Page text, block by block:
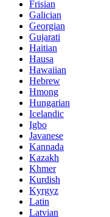
Frisian
Galician
Georgian
Gujarati
Haitian
Hausa
Hawaiian
Hebrew
Hmong
Hungarian
Icelandic
Igbo
Javanese
Kannada
Kazakh
Khmer
Kurdish
Kyrgyz
Latin
Latvian